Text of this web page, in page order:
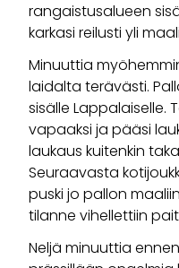
rangaistusalueen
karkasi reilusti yli
Minuuttia
laidalta terävästi.
sisälle Lappalaiselle.
vapaaksi ja pääsi
laukaus kuitenkin
Seuraavasta
puski jo pallon
tilanne vihellettiin
Neljä minuuttia